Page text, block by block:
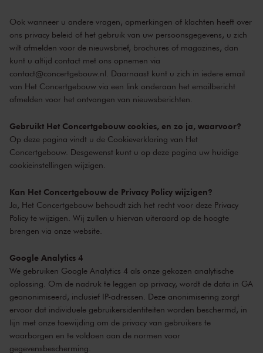
Ook wanneer u andere vragen, opmerkingen of klachten heeft over
ons privacy beleid of het gebruik van uw persoonsgegevens, u zich
wilt afmelden voor de nieuwsbrief, brochures of magazines, dan
kunt u altijd contact met ons opnemen via
contact@concertgebouw.nl . Daarnaast kunt u zich in iedere email
van Het Concertgebouw via een link onderaan het emailbericht
afmelden voor het ontvangen van nieuwsberichten.
Gebruikt Het Concertgebouw cookies, en zo ja, waarvoor?
Op deze pagina vindt u de Cookieverklaring van Het
Concertgebouw . Desgewenst kunt u op deze pagina uw huidige
cookieinstellingen wijzigen.
Kan Het Concertgebouw de Privacy Policy wijzigen?
Ja, Het Concertgebouw behoudt zich het recht voor deze Privacy
Policy te wijzigen. Wij zullen u hiervan uiteraard op de hoogte
brengen via onze website.
Google Analytics 4
We gebruiken Google Analytics 4 als onze gekozen analytische
oplossing. Om de nadruk te leggen op privacy, wordt de data in GA
geanonimiseerd, inclusief IP-adressen. Deze anonimisering zorgt
ervoor dat individuele gebruikersidentiteiten worden beschermd, in
lijn met onze toewijding om de privacy van gebruikers te
waarborgen en te voldoen aan de normen voor
gegevensbescherming.